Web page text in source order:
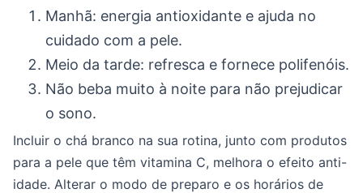
Manhã: energia antioxidante e ajuda no
cuidado com a pele.
Meio da tarde: refresca e fornece polifenóis.
Não beba muito à noite para não prejudicar
o sono.
Incluir o chá branco na sua rotina, junto com produtos
para a pele que têm vitamina C, melhora o efeito anti-
idade. Alterar o modo de preparo e os horários de